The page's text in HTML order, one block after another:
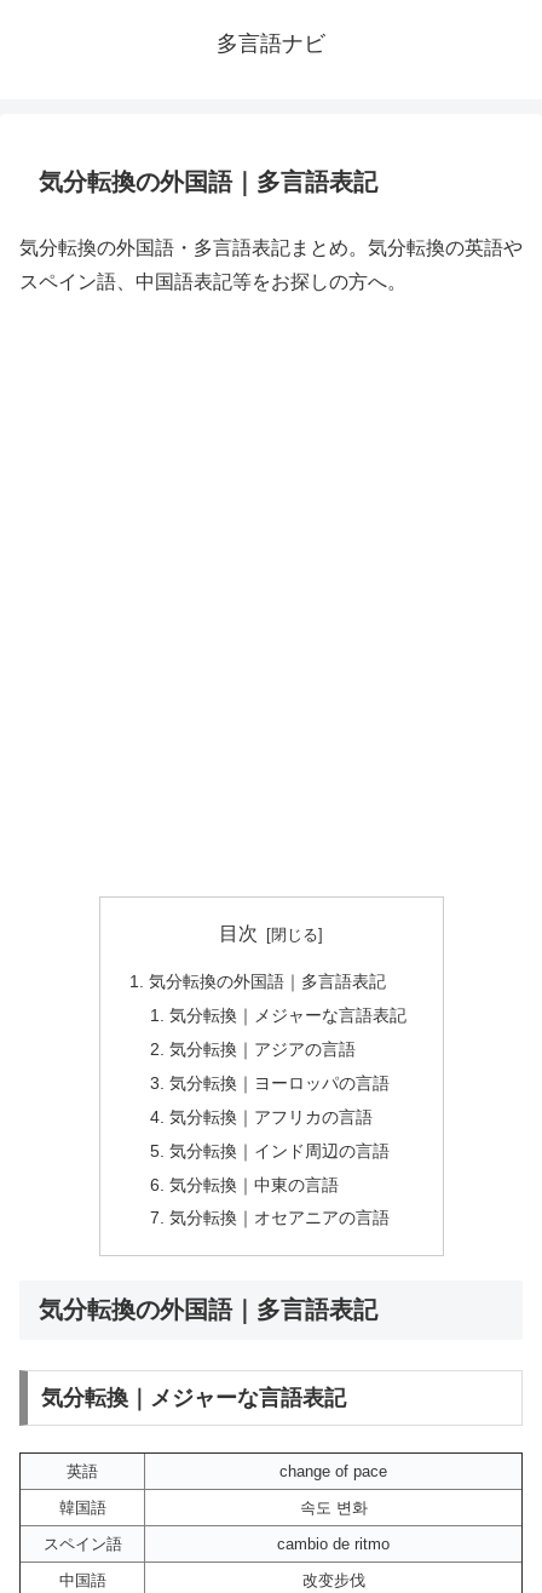
多言語ナビ
気分転換の外国語｜多言語表記
気分転換の外国語・多言語表記まとめ。気分転換の英語や
スペイン語、中国語表記等をお探しの方へ。
目次
気分転換の外国語｜多言語表記
気分転換｜メジャーな言語表記
気分転換｜アジアの言語
気分転換｜ヨーロッパの言語
気分転換｜アフリカの言語
気分転換｜インド周辺の言語
気分転換｜中東の言語
気分転換｜オセアニアの言語
気分転換の外国語｜多言語表記
気分転換｜メジャーな言語表記
英語
change of pace
韓国語
속도 변화
スペイン語
cambio de ritmo
中国語
改变步伐